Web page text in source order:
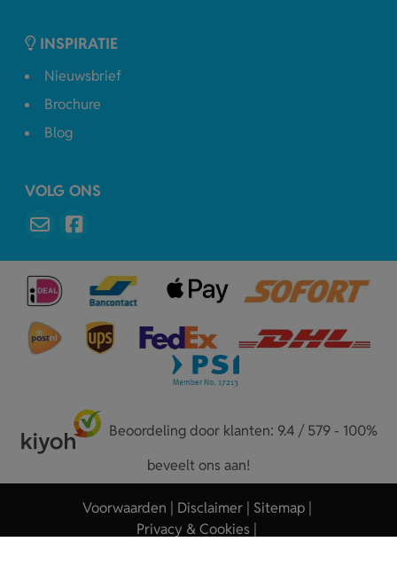
INSPIRATIE
Nieuwsbrief
Brochure
Blog
VOLG ONS
Beoordeling door klanten: 9.4 / 579 - 100%
beveelt ons aan!
Voorwaarden Disclaimer
Sitemap
Privacy & Cookies